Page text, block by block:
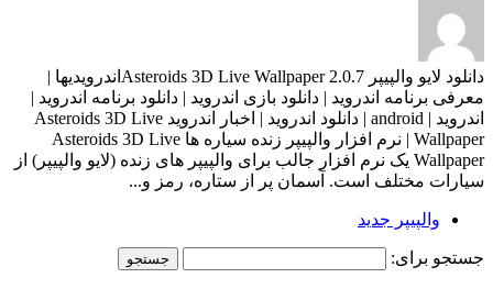
دانلود لایو والپیپر Asteroids 3D Live Wallpaper 2.0.7اندرویدیها |
معرفی برنامه اندروید | دانلود بازی اندروید | دانلود برنامه اندروید |
اندروید | android | دانلود اندروید | اخبار اندروید Asteroids 3D Live
Wallpaper | نرم افزار والپیپر زنده سیاره ها Asteroids 3D Live
Wallpaper یک نرم افزار جالب برای والپیپر های زنده (لایو والپیپر) از
سیارات مختلف است. آسمان پر از ستاره، رمز و...
والپیپر جدید
جستجو برای: